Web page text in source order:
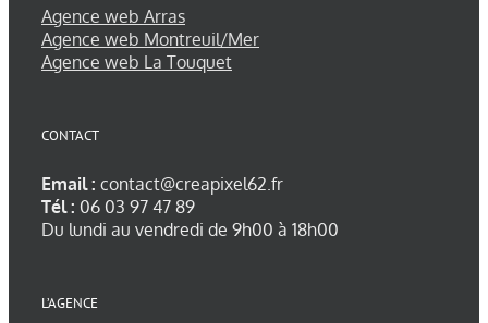
Agence web Arras
Agence web Montreuil/Mer
Agence web La Touquet
CONTACT
Email : contact@creapixel62.fr
Tél : 06 03 97 47 89
Du lundi au vendredi de 9h00 à 18h00
L’AGENCE